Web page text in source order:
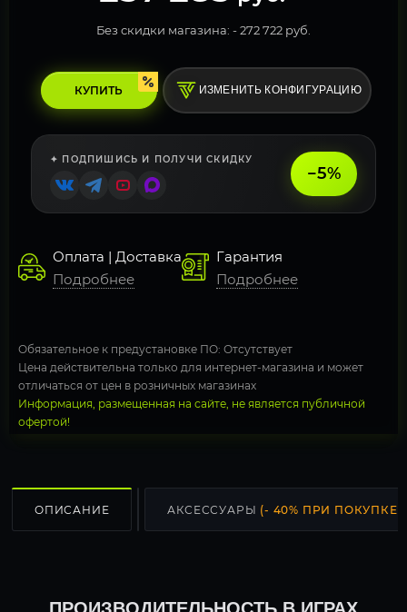
Без скидки магазина: -272 722 руб.
КУПИТЬ ИЗМЕНИТЬ КОНФИГУРАЦИЮ
✦ ПОДПИШИСЬ И ПОЛУЧИ СКИДКУ
−5%
Оплата | Доставка
Подробнее
Гарантия
Подробнее
Обязательное к предустановке ПО: Отсутствует
Цена действительна только для интернет-магазина и может
отличаться от цен в розничных магазинах
Информация, размещенная на сайте, не является публичной
офертой!
ОПИСАНИЕ АКСЕССУАРЫ (- 40% ПРИ ПОКУПКЕ